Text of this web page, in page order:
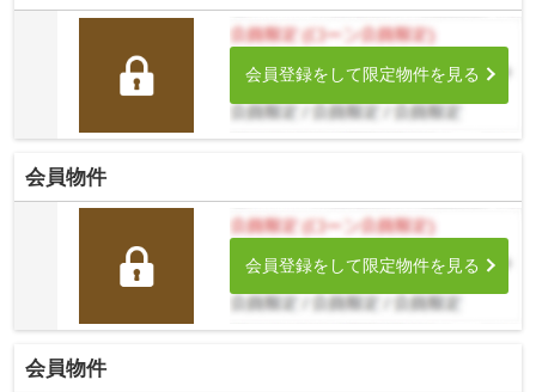
会員登録をして限定物件を見る
会員物件
会員登録をして限定物件を見る
会員物件